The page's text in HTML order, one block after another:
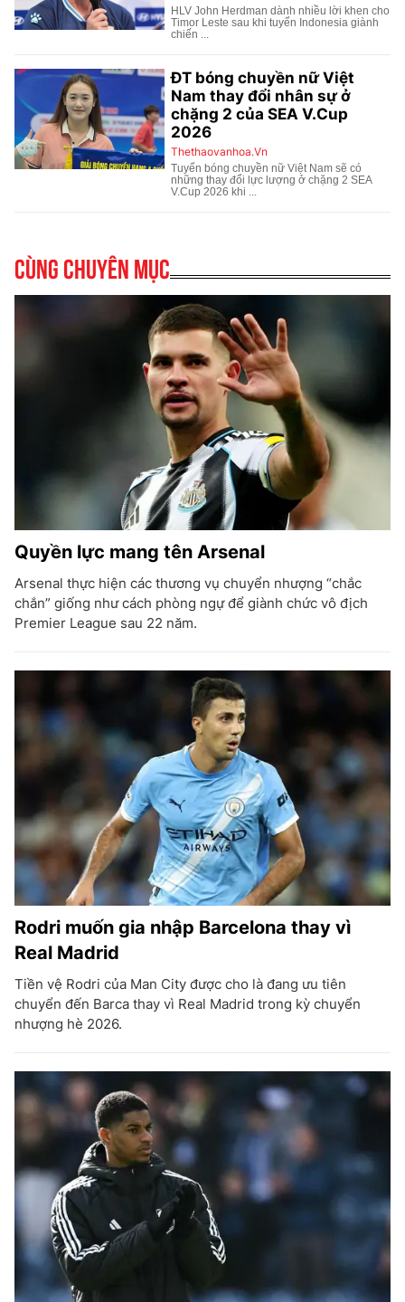
Cùng chuyên mục
Quyền lực mang tên Arsenal
Arsenal thực hiện các thương vụ chuyển nhượng “chắc
chắn” giống như cách phòng ngự để giành chức vô địch
Premier League sau 22 năm.
Rodri muốn gia nhập Barcelona thay vì
Real Madrid
Tiền vệ Rodri của Man City được cho là đang ưu tiên
chuyển đến Barca thay vì Real Madrid trong kỳ chuyển
nhượng hè 2026.